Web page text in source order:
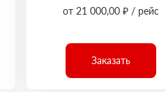
от 21 000,00 ₽ / рейс
Заказать